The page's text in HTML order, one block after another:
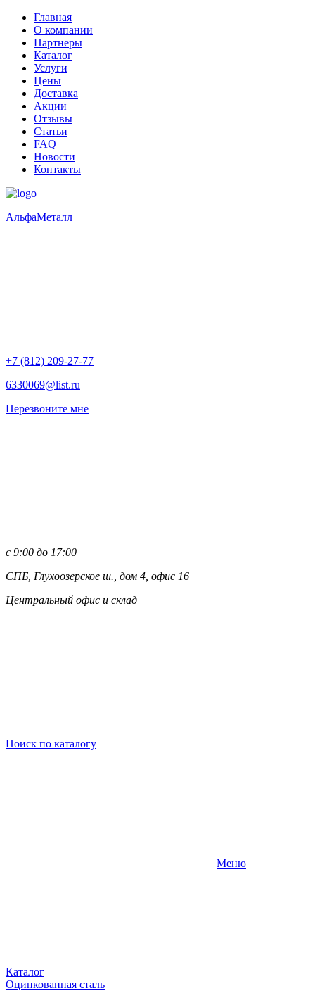
Главная
О компании
Партнеры
Каталог
Услуги
Цены
Доставка
Акции
Отзывы
Статьи
FAQ
Новости
Контакты
АльфаМеталл
+7 (812) 209-27-77
6330069@list.ru
Перезвоните мне
с 9:00 до 17:00
СПБ, Глухоозерское ш., дом 4, офис 16
Центральный офис и склад
Поиск по каталогу
Меню
Каталог
Оцинкованная сталь